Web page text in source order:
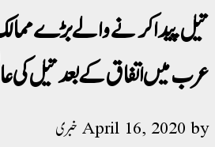
تیل پیدا کرنے والے بڑے
عرب میں اتفاق کے بعد تیل کی
April 16, 2020 by خبری